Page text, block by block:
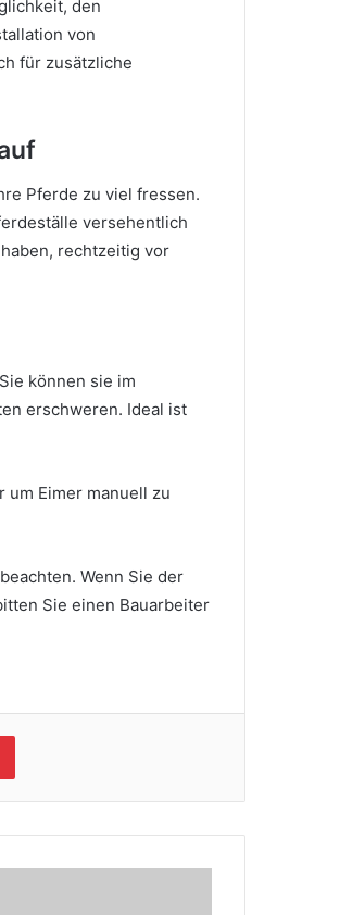
den
von
für zusätzliche
Pferde zu viel fressen.
versehentlich
rechtzeitig vor
Sie können sie im
erschweren. Ideal ist
um Eimer manuell zu
Wenn Sie der
Sie einen Bauarbeiter